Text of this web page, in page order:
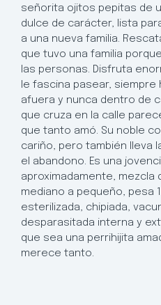
señorita ojitos pepitas de
dulce de carácter, lista
a una nueva familia.
que tuvo una familia
las personas. Disfruta
le fascina pasear,
afuera y nunca dentro de
que cruza en la calle
que tanto amó. Su noble
cariño, pero también lleva
el abandono. Es una
aproximadamente, mezcla
mediano a pequeño, pesa
esterilizada, chipiada,
desparasitada interna y
que sea una perrihijita
merece tanto.